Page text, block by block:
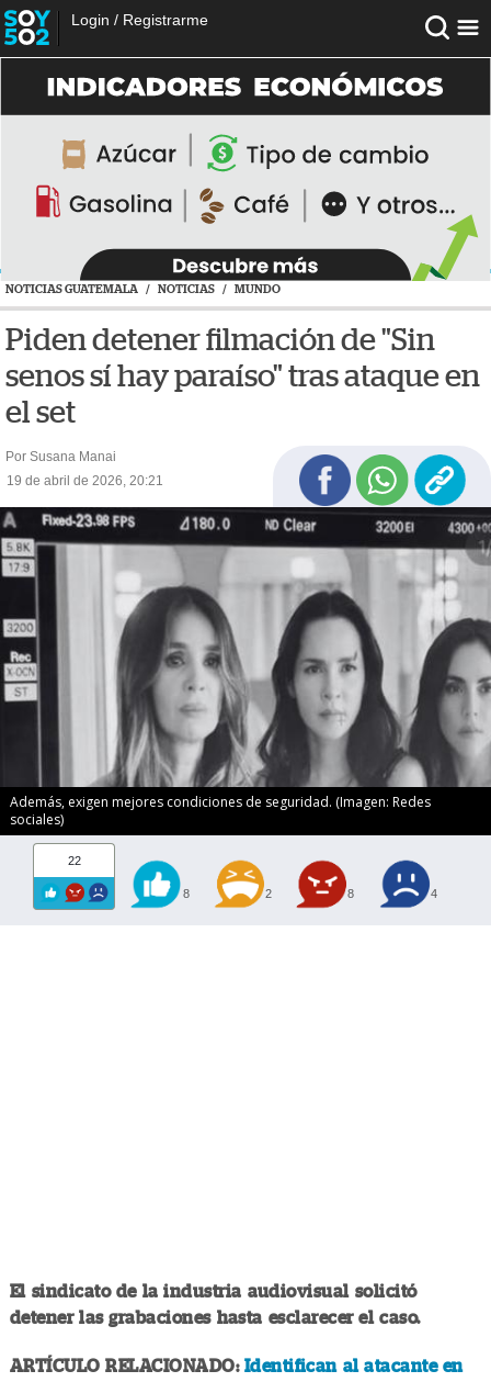
Login / Registrarme
NOTICIAS GUATEMALA / NOTICIAS / MUNDO
Piden detener filmación de "Sin
senos sí hay paraíso" tras ataque en
el set
Por Susana Manai
19 de abril de 2026, 20:21
Además, exigen mejores condiciones de seguridad. (Imagen: Redes
sociales)
22
8 2 8 4
El sindicato de la industria audiovisual solicitó
detener las grabaciones hasta esclarecer el caso.
ARTÍCULO RELACIONADO: Identifican al atacante en